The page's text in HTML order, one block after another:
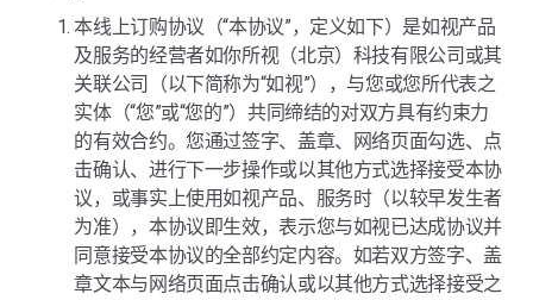
本线上订购协议（“本协议”，定义如下）是如视产品
及服务的经营者如你所视（北京）科技有限公司或其
关联公司（以下简称为“如视”），与您或您所代表之
实体（“您”或“您的”）共同缔结的对双方具有约束力
的有效合约。您通过签字、盖章、网络页面勾选、点
击确认、进行下一步操作或以其他方式选择接受本协
议，或事实上使用如视产品、服务时（以较早发生者
为准），本协议即生效，表示您与如视已达成协议并
同意接受本协议的全部约定内容。如若双方签字、盖
章文本与网络页面点击确认或以其他方式选择接受之